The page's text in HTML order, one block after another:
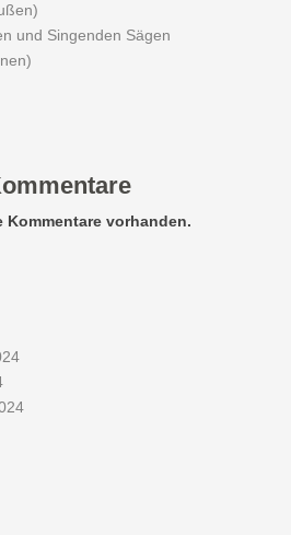
und Singenden Sägen
Kommentare vorhanden.